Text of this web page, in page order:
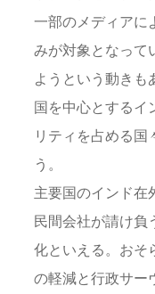
一部のメディアに
みが対象となって
ようという動きも
国を中心とするイ
リティを占める国
う。
主要国のインド在
民間会社が請け負
化といえる。おそ
の軽減と行政サー